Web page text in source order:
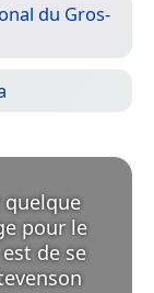
du Gros-
quelque
pour le
de se